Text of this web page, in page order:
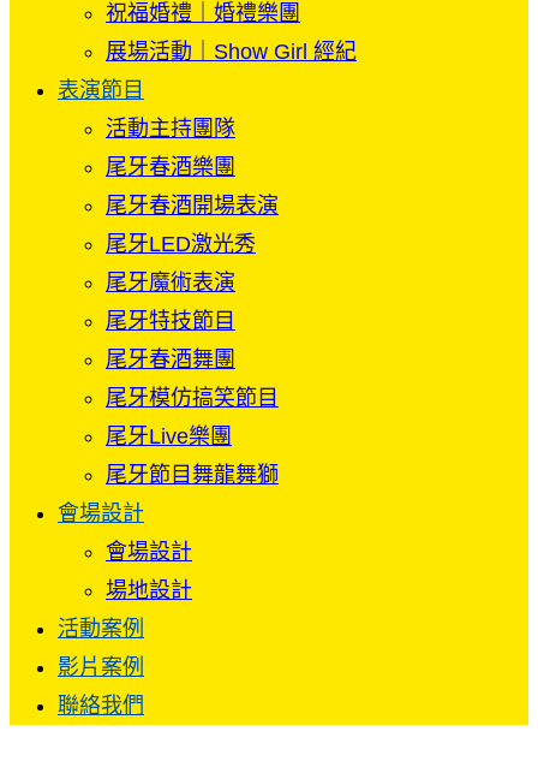
祝福婚禮｜婚禮樂團
展場活動｜Show Girl 經紀
表演節目
活動主持團隊
尾牙春酒樂團
尾牙春酒開場表演
尾牙LED激光秀
尾牙魔術表演
尾牙特技節目
尾牙春酒舞團
尾牙模仿搞笑節目
尾牙Live樂團
尾牙節目舞龍舞獅
會場設計
會場設計
場地設計
活動案例
影片案例
聯絡我們